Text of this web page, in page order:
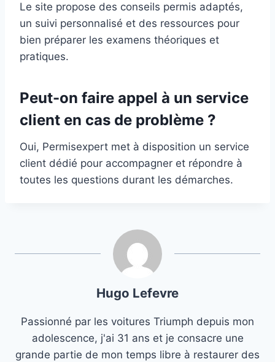
Le site propose des conseils permis adaptés,
un suivi personnalisé et des ressources pour
bien préparer les examens théoriques et
pratiques.
Peut-on faire appel à un service
client en cas de problème ?
Oui, Permisexpert met à disposition un service
client dédié pour accompagner et répondre à
toutes les questions durant les démarches.
Hugo Lefevre
Passionné par les voitures Triumph depuis mon
adolescence, j'ai 31 ans et je consacre une
grande partie de mon temps libre à restaurer des